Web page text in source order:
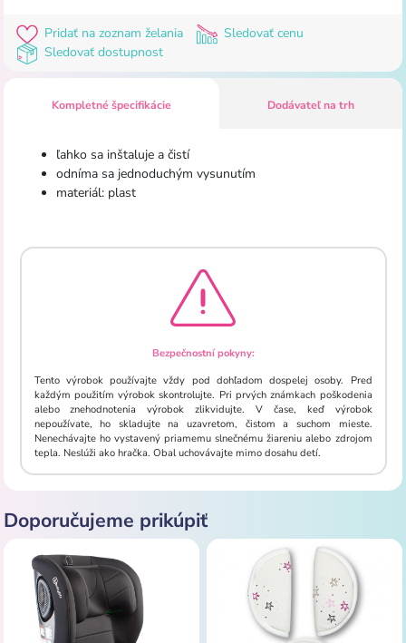
Pridať na zoznam želania
Sledovať cenu
Sledovať dostupnost
Kompletné špecifikácie Dodávateľ na trh
ľahko sa inštaluje a čistí
odníma sa jednoduchým vysunutím
materiál: plast
Bezpečnostní pokyny:
Tento výrobok používajte vždy pod dohľadom dospelej osoby. Pred
každým použitím výrobok skontrolujte. Pri prvých známkach poškodenia
alebo znehodnotenia výrobok zlikvidujte. V čase, keď výrobok
nepoužívate, ho skladujte na uzavretom, čistom a suchom mieste.
Nenechávajte ho vystavený priamemu slnečnému žiareniu alebo zdrojom
tepla. Neslúži ako hračka. Obal uchovávajte mimo dosahu detí.
Doporučujeme prikúpiť